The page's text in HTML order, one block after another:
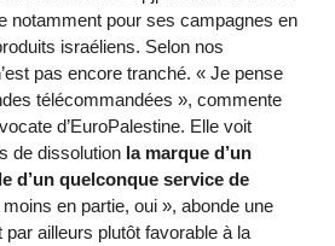
notamment pour ses campagnes en
israéliens. Selon nos
pas encore tranché. « Je pense
télécommandées », commente
d’EuroPalestine. Elle voit
de dissolution la marque d’un
d’un quelconque service de
moins en partie, oui », abonde une
ailleurs plutôt favorable à la